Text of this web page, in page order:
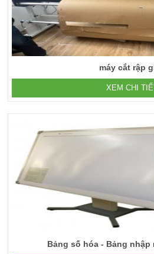
máy cắt rập
XEM CHI
Bảng số hóa - Bảng